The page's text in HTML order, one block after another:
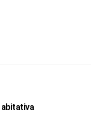
abitativa